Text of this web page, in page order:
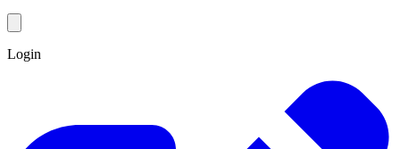
Login